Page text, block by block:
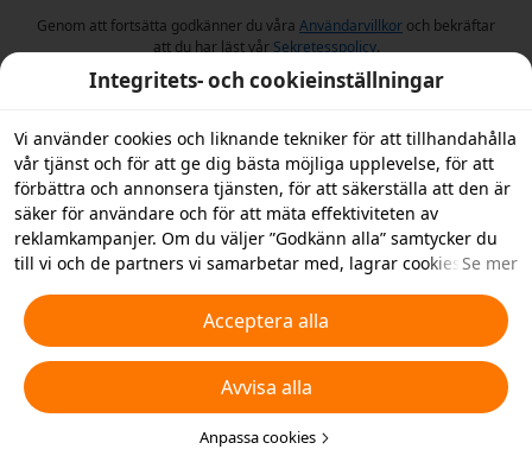
Genom att fortsätta godkänner du våra Användarvillkor och bekräftar
att du har läst vår Sekretesspolicy.
Integritets- och cookieinställningar
Vi använder cookies och liknande tekniker för att tillhandahålla
vår tjänst och för att ge dig bästa möjliga upplevelse, för att
förbättra och annonsera tjänsten, för att säkerställa att den är
säker för användare och för att mäta effektiviteten av
reklamkampanjer. Om du väljer ”Godkänn alla” samtycker du
till vi och de partners vi samarbetar med, lagrar cookies och
”Avvisa alla” icke-nödvändiga cookies och du kan välja vilka
typer av cookies du vill acceptera eller inaktivera genom att
klicka på ”Anpassa cookies” nedan, eller när som helst ändra
detta i dina sekretessinställningar. Vi samlar inte in cookies för
spårningsändamål i iOS-appen. För mer information, se vår
cookies och liknande tekniker.
Se mer
Acceptera alla
Avvisa alla
Anpassa cookies